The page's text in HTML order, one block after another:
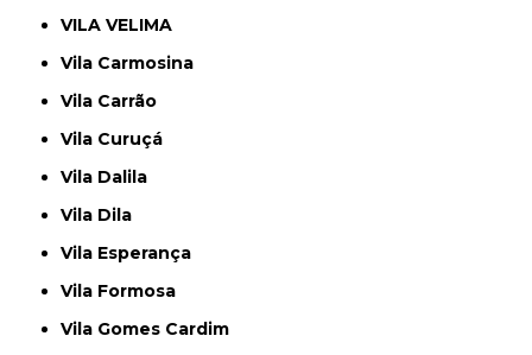
VILA VELIMA
Vila Carmosina
Vila Carrão
Vila Curuçá
Vila Dalila
Vila Dila
Vila Esperança
Vila Formosa
Vila Gomes Cardim